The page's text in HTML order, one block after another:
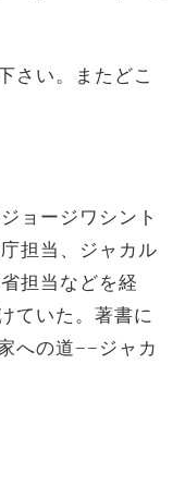
さい。またどこ
ョージワシント
担当、ジャカル
担当などを経
ていた。著書に
への道−−ジャカ